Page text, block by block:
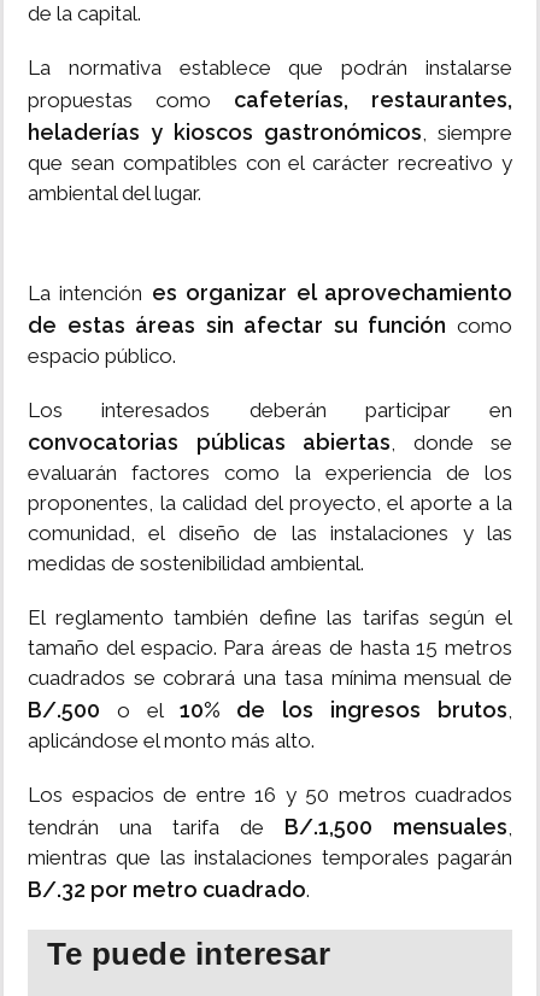
de la capital.
La normativa establece que podrán instalarse
propuestas como cafeterías, restaurantes,
heladerías y kioscos gastronómicos, siempre
que sean compatibles con el carácter recreativo y
ambiental del lugar.
La intención es organizar el aprovechamiento
de estas áreas sin afectar su función como
espacio público.
Los interesados deberán participar en
convocatorias públicas abiertas, donde se
evaluarán factores como la experiencia de los
proponentes, la calidad del proyecto, el aporte a la
comunidad, el diseño de las instalaciones y las
medidas de sostenibilidad ambiental.
El reglamento también define las tarifas según el
tamaño del espacio. Para áreas de hasta 15 metros
cuadrados se cobrará una tasa mínima mensual de
B/.500 o el 10% de los ingresos brutos,
aplicándose el monto más alto.
Los espacios de entre 16 y 50 metros cuadrados
tendrán una tarifa de B/.1,500 mensuales,
mientras que las instalaciones temporales pagarán
B/.32 por metro cuadrado.
Te puede interesar